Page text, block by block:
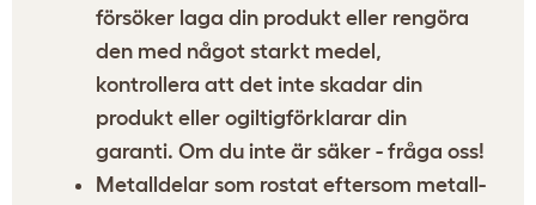
försöker laga din produkt eller rengöra
den med något starkt medel,
kontrollera att det inte skadar din
produkt eller ogiltigförklarar din
garanti. Om du inte är säker - fråga oss!
Metalldelar som rostat eftersom metall-